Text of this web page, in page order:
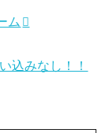
ム
込みなし！！